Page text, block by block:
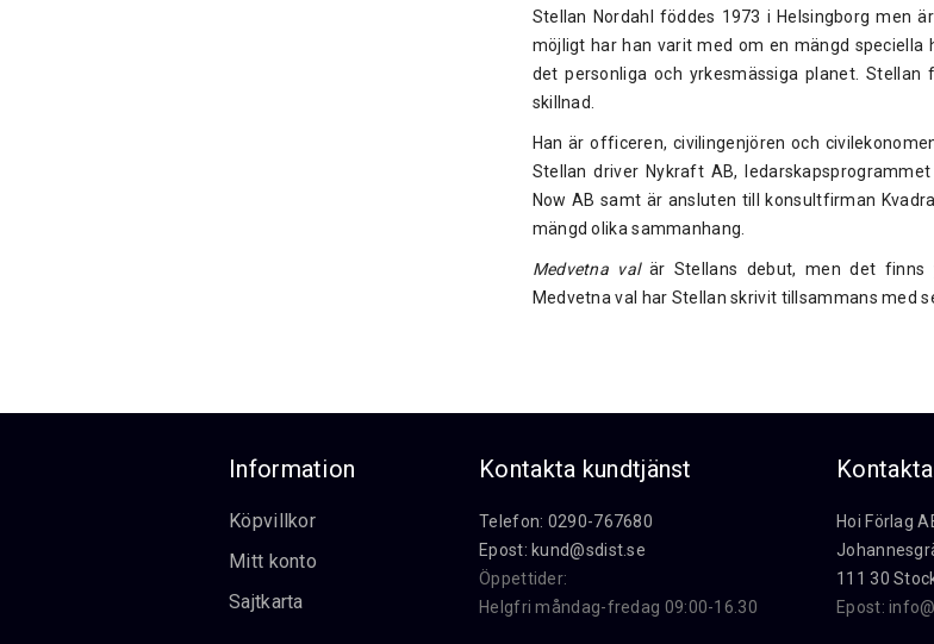
Stellan Nordahl föddes 1973 i Helsingborg men
möjligt har han varit med om en mängd speciella
det personliga och yrkesmässiga planet.
skillnad.
Han är officeren, civilingenjören och
Stellan driver Nykraft AB,
Now AB samt är ansluten till konsultfirman
mängd olika sammanhang.
Medvetna valär Stellans debut, men det finns
Medvetna val har Stellan skrivit tillsammans med
Information
Köpvillkor
Mitt konto
Sajtkarta
Kontakta kundtjänst
Telefon: 0290-767680
Epost: kund@sdist.se
Öppettider:
Helgfri måndag-fredag 09:00-16.30
Hoi Förlag
111 30
Epost: